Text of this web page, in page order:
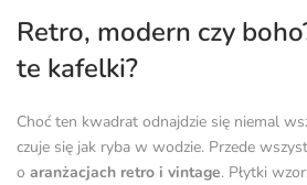
Retro, modern czy
te kafelki?
Choć ten kwadrat odnajdzie się niemal
czuje się jak ryba w wodzie. Przede
o aranżacjach retro i vintage. Płytki